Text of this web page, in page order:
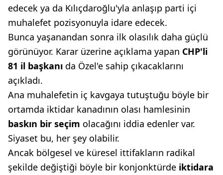
edecek ya da Kılıçdaroğlu'yla anlaşıp parti içi
muhalefet pozisyonuyla idare edecek.
Bunca yaşanandan sonra ilk olasılık daha güçlü
görünüyor. Karar üzerine açıklama yapan CHP'li
81 il başkanı da Özel'e sahip çıkacaklarını
açıkladı.
Ana muhalefetin iç kavgaya tutuştuğu böyle bir
ortamda iktidar kanadının olası hamlesinin
baskın bir seçim olacağını iddia edenler var.
Siyaset bu, her şey olabilir.
Ancak bölgesel ve küresel ittifakların radikal
şekilde değiştiği böyle bir konjonktürde iktidara